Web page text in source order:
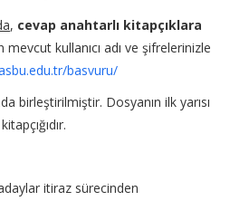
, cevap anahtarlı kitapçıklara
mevcut kullanıcı adı ve şifrelerinizle
basvuru/
birleştirilmiştir. Dosyanın ilk yarısı
itiraz sürecinden